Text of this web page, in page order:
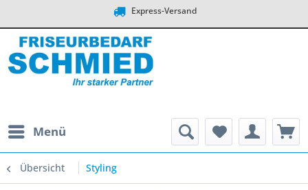
Express-Versand
Menü
Übersicht Styling